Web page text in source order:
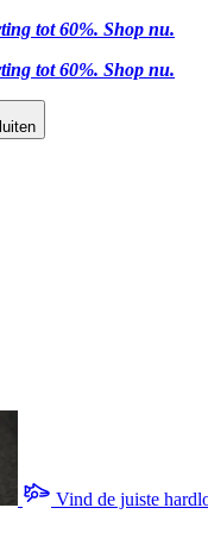
tot 60%. Shop nu.
tot 60%. Shop nu.
Vind de juiste